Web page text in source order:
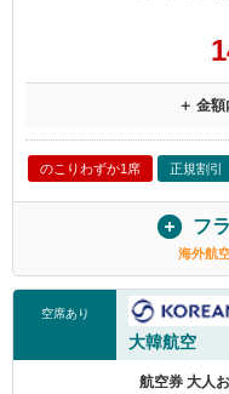
＋ 金
のこりわずか1席 正規割引
フ
海外航
空席あり
大韓航空
航空券 大人